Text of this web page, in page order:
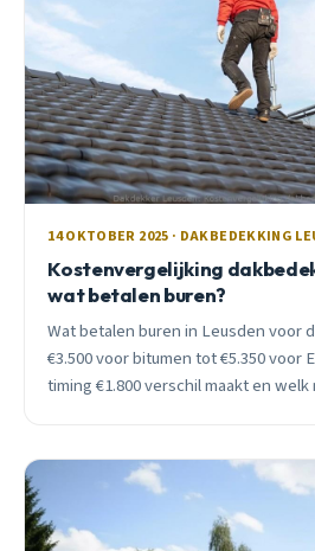
14 OKTOBER 2025 · DAKBEDEKKING
Kostenvergelijking
wat betalen buren?
Wat betalen buren in Leusden voor
€3.500 voor bitumen tot €5.350 voor
timing €1.800 verschil maakt en